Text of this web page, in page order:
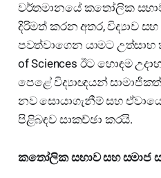
වර්තමානයේ කතෝලික
දිරිමත් කරන අතර, විද්‍යාව
පවත්වාගෙන යාමට උත්සාහ
of Sciences ඊට හොඳම
පෙළේ විද්‍යාඥයන්
නව සොයාගැනීම් සහ ඒවායේ
පිළිබඳව සාකච්ඡා කරයි.
කතෝලික සභාව සහ සමාජ